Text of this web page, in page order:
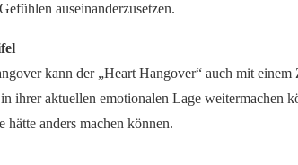
auseinanderzusetzen.
kann der „Heart Hangover“ auch mit
ihrer aktuellen emotionalen Lage weitermachen
hätte anders machen können.